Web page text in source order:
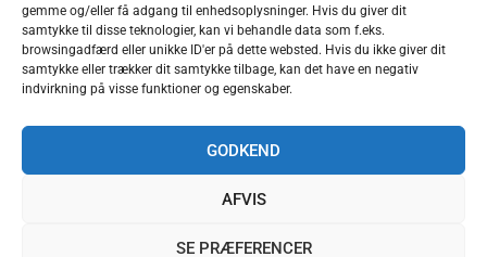
gemme og/eller få adgang til enhedsoplysninger. Hvis du giver dit
samtykke til disse teknologier, kan vi behandle data som f.eks.
browsingadfærd eller unikke ID'er på dette websted. Hvis du ikke giver dit
samtykke eller trækker dit samtykke tilbage, kan det have en negativ
indvirkning på visse funktioner og egenskaber.
GODKEND
AFVIS
SE PRÆFERENCER
Pelago Cykler
Magene Cykeludstyr
Copyright © 2026 Ama'r Cykelservice